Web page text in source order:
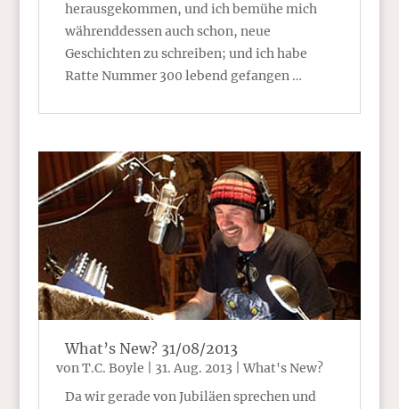
herausgekommen, und ich bemühe mich
währenddessen auch schon, neue
Geschichten zu schreiben; und ich habe
Ratte Nummer 300 lebend gefangen …
What’s New? 31/08/2013
vonT.C. Boyle 31. Aug. 2013 |What's New?
Da wir gerade von Jubiläen sprechen und